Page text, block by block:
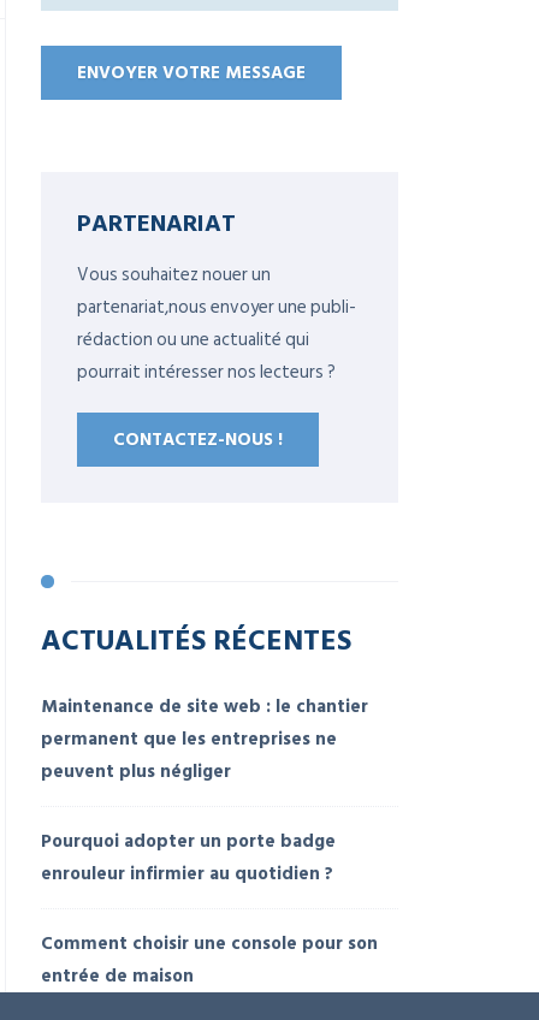
PARTENARIAT
Vous souhaitez nouer un
partenariat,nous envoyer une publi-
rédaction ou une actualité qui
pourrait intéresser nos lecteurs ?
CONTACTEZ-NOUS !
ACTUALITÉS RÉCENTES
Maintenance de site web : le chantier
permanent que les entreprises ne
peuvent plus négliger
Pourquoi adopter un porte badge
enrouleur infirmier au quotidien ?
Comment choisir une console pour son
entrée de maison